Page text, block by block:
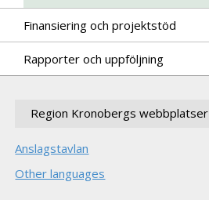
Finansiering och projektstöd
Rapporter och uppföljning
Region Kronobergs webbplatser
Anslagstavlan
Other languages